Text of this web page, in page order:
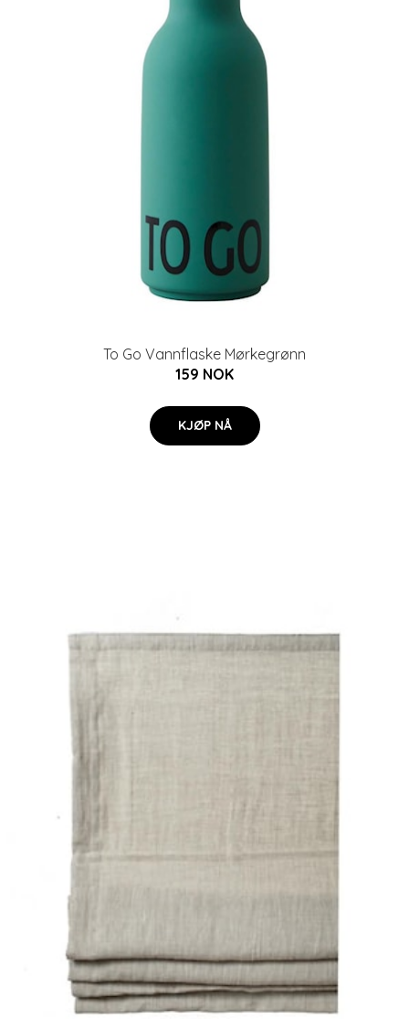
To Go Vannflaske Mørkegrønn
159 NOK
KJØP NÅ